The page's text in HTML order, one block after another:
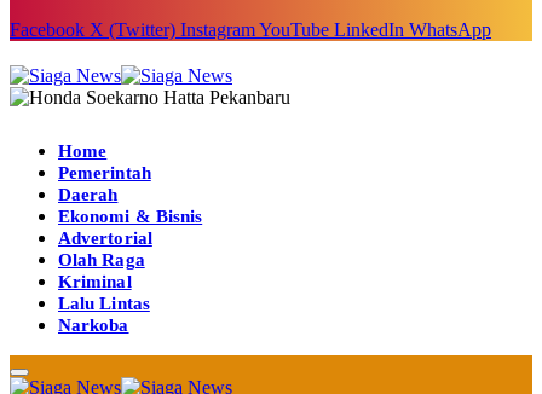
Facebook X (Twitter) InstagramYouTube LinkedIn WhatsApp
Home
Pemerintah
Daerah
Ekonomi & Bisnis
Advertorial
Olah Raga
Kriminal
Lalu Lintas
Narkoba